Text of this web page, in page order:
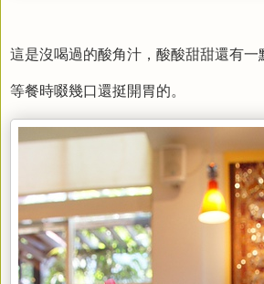
這是沒喝過的酸角汁，酸酸甜甜還有一
等餐時啜幾口還挺開胃的。